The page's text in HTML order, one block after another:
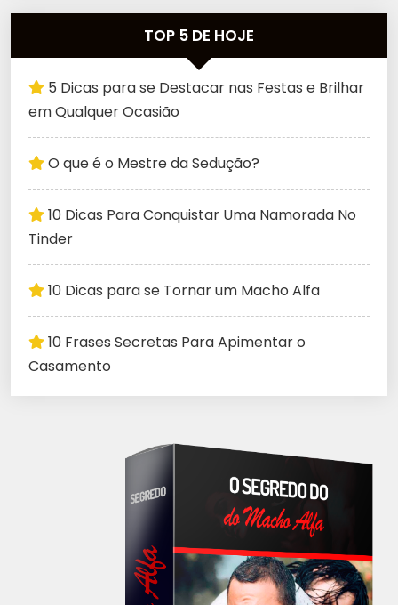
TOP 5 DE HOJE
5 Dicas para se Destacar nas Festas e Brilhar
em Qualquer Ocasião
O que é o Mestre da Sedução?
10 Dicas Para Conquistar Uma Namorada No
Tinder
10 Dicas para se Tornar um Macho Alfa
10 Frases Secretas Para Apimentar o
Casamento